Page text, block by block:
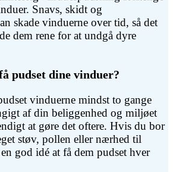
Snavs, skidt og
skade vinduerne over tid, så det
dem rene for at undgå dyre
pudset dine vinduer?
vinduerne mindst to gange
af din beliggenhed og miljøet
at gøre det oftere. Hvis du bor
støv, pollen eller nærhed til
god idé at få dem pudset hver